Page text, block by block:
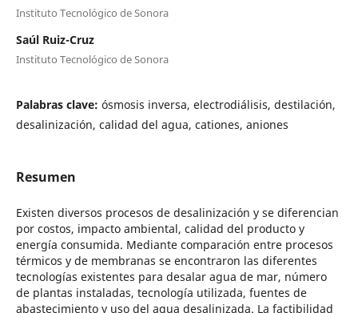
Instituto Tecnológico de Sonora
Saúl Ruiz-Cruz
Instituto Tecnológico de Sonora
Palabras clave: ósmosis inversa, electrodiálisis, destilación,
desalinización, calidad del agua, cationes, aniones
Resumen
Existen diversos procesos de desalinización y se diferencian
por costos, impacto ambiental, calidad del producto y
energía consumida. Mediante comparación entre procesos
térmicos y de membranas se encontraron las diferentes
tecnologías existentes para desalar agua de mar, número
de plantas instaladas, tecnología utilizada, fuentes de
abastecimiento y uso del agua desalinizada. La factibilidad